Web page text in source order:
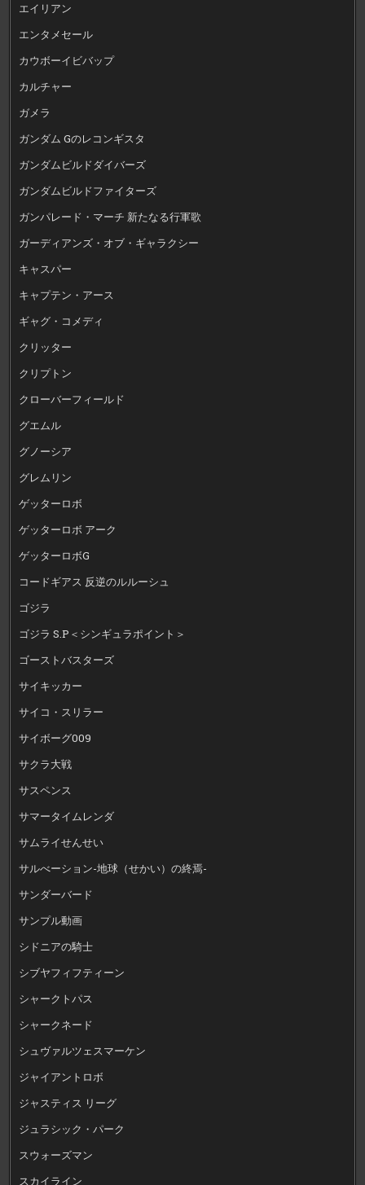
エイリアン
エンタメセール
カウボーイビバップ
カルチャー
ガメラ
ガンダム Gのレコンギスタ
ガンダムビルドダイバーズ
ガンダムビルドファイターズ
ガンパレード・マーチ 新たなる行軍歌
ガーディアンズ・オブ・ギャラクシー
キャスパー
キャプテン・アース
ギャグ・コメディ
クリッター
クリプトン
クローバーフィールド
グエムル
グノーシア
グレムリン
ゲッターロボ
ゲッターロボ アーク
ゲッターロボG
コードギアス 反逆のルルーシュ
ゴジラ
ゴジラ S.P＜シンギュラポイント＞
ゴーストバスターズ
サイキッカー
サイコ・スリラー
サイボーグ009
サクラ大戦
サスペンス
サマータイムレンダ
サムライせんせい
サルべーション-地球（せかい）の終焉-
サンダーバード
サンプル動画
シドニアの騎士
シブヤフィフティーン
シャークトパス
シャークネード
シュヴァルツェスマーケン
ジャイアントロボ
ジャスティス リーグ
ジュラシック・パーク
スウォーズマン
スカイライン